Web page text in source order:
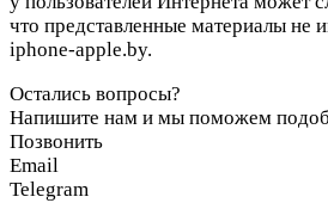
что представленные материалы не
iphone-apple.by.
Остались вопросы?
Напишите нам и мы поможем
Позвонить
Email
Telegram